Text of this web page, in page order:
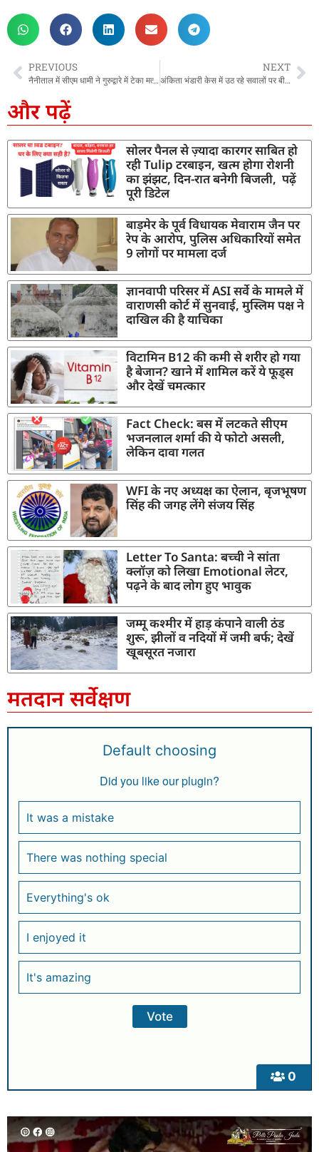
PREVIOUS
नैनीताल में सीएम धामी ने गुरुद्वारे में टेका मत्था, बहादुर साहिबजादों के बलिदान को किया याद
NEXT
अंकिता भंडारी केस में उठ रहे सवालों पर बीजेपी का पक्ष, विधायक खजान दास ने कही बड़ी बात, कांग्रेस पर आरोप
और पढ़ें
सोलर पैनल से ज़्यादा कारगर साबित हो
रही Tulip टरबाइन, खत्म होगा रोशनी
का झंझट, दिन-रात बनेगी बिजली, पढ़ें
पूरी डिटेल
बाड़मेर के पूर्व विधायक मेवाराम जैन पर
रेप के आरोप, पुलिस अधिकारियों समेत
9 लोगों पर मामला दर्ज
ज्ञानवापी परिसर में ASI सर्वे के मामले में
वाराणसी कोर्ट में सुनवाई, मुस्लिम पक्ष ने
दाखिल की है याचिका
विटामिन B12 की कमी से शरीर हो गया
है बेजान? खाने में शामिल करें ये फूड्स
और देखें चमत्कार
Fact Check: बस में लटकते सीएम
भजनलाल शर्मा की ये फोटो असली,
लेकिन दावा गलत
WFI के नए अध्यक्ष का ऐलान, बृजभूषण
सिंह की जगह लेंगे संजय सिंह
Letter To Santa: बच्ची ने सांता
क्लॉज़ को लिखा Emotional लेटर,
पढ़ने के बाद लोग हुए भावुक
जम्मू कश्मीर में हाड़ कंपाने वाली ठंड
शुरू, झीलों व नदियों में जमी बर्फ; देखें
खूबसूरत नजारा
मतदान सर्वेक्षण
0
Default choosing
Did you like our plugin?
It was a mistake
There was nothing special
Everything's ok
I enjoyed it
It's amazing